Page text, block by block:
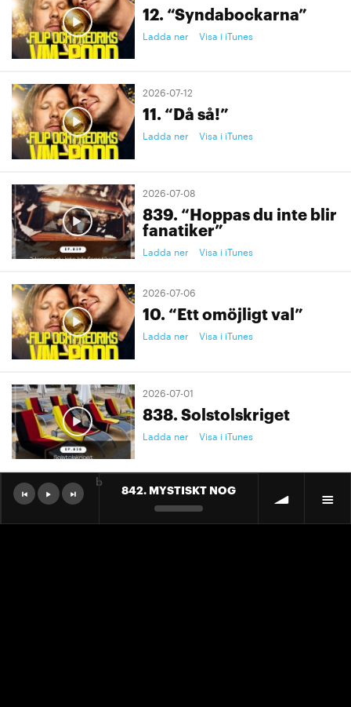
12. “Syndabockarna”
Ladda ner Visa i iTunes
2026-07-12
11. “Då så!”
Ladda ner Visa i iTunes
2026-07-08
839. “Hoppas du inte blir
fanatiker”
Ladda ner Visa i iTunes
2026-07-06
10. “Ett omöjligt val”
Ladda ner Visa i iTunes
2026-07-01
838. Solstolskriget
Ladda ner Visa i iTunes
2026-07-01
9. "Ett landslag att älska"
842. MYSTISKT NOG
b